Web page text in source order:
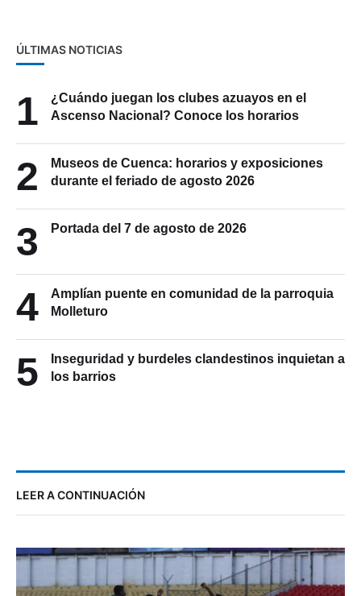
ÚLTIMAS NOTICIAS
1
¿Cuándo juegan los clubes azuayos en el
Ascenso Nacional? Conoce los horarios
2
Museos de Cuenca: horarios y exposiciones
durante el feriado de agosto 2026
3 Portada del 7 de agosto de 2026
4
Amplían puente en comunidad de la parroquia
Molleturo
5
Inseguridad y burdeles clandestinos inquietan a
los barrios
LEER A CONTINUACIÓN